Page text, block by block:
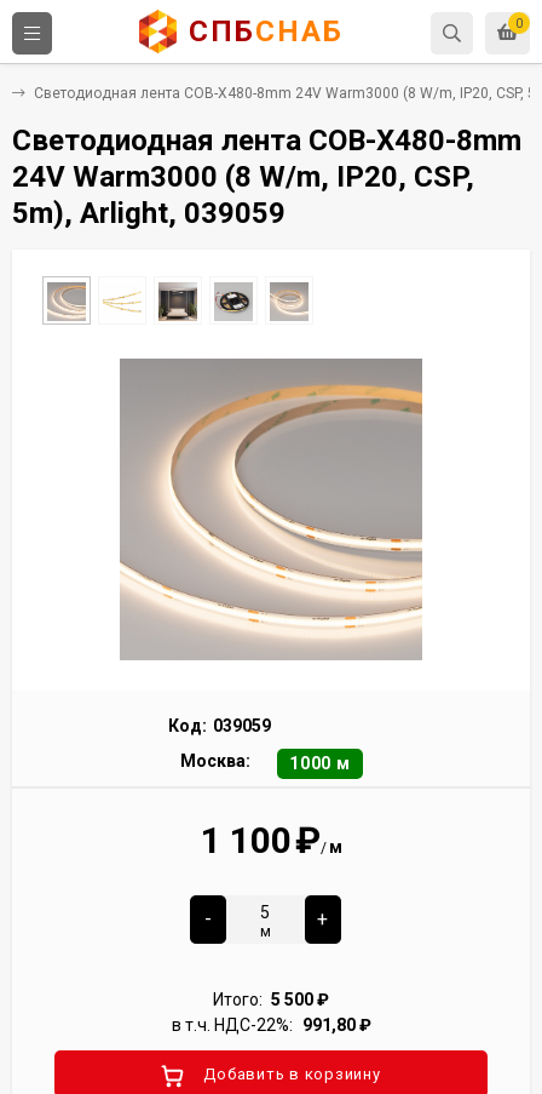
0
СПБСНАБ
Светодиодная лента COB-X480-8mm 24V Warm3000 (8 W/m, IP20, CSP,
Светодиодная лента COB-X480-8mm
24V Warm3000 (8 W/m, IP20, CSP,
5m), Arlight, 039059
Код: 039059
Москва:
1000 м
1 100₽/ м
-
м
+
Итого: 5 500₽
в т.ч. НДС-22%:
991,80₽
Добавить в корзиину